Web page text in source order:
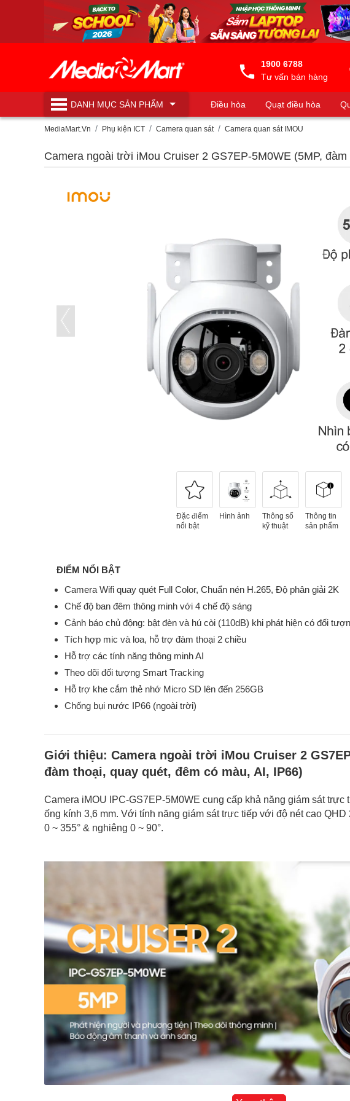
1900 6788
Tư vấn bán hàng
DANH MỤCSẢN PHẨM Điều hòa Quạt điều hòa
Máy lọc nước
MediaMart.Vn Phụ kiện ICT Camera quan sát Camera quan sát IMOU
Camera ngoài trời iMou Cruiser 2 GS7EP-5M0WE (5MP,
Đặc điểm
nổi bật
Hình ảnh
Thông số
kỹ thuật
Thông tin
sản phẩm
ĐIỂM NỔI BẬT
Camera Wifi quay quét Full Color, Chuẩn nén H.265, Độ phân giải 2K
Chế độ ban đêm thông minh với 4 chế độ sáng
Cảnh báo chủ động: bật đèn và hú còi (110dB) khi phát hiện có đối
Tích hợp mic và loa, hỗ trợ đàm thoại 2 chiều
Hỗ trợ các tính năng thông minh AI
Theo dõi đối tượng Smart Tracking
Hỗ trợ khe cắm thẻ nhớ Micro SD lên đến 256GB
Chống bụi nước IP66 (ngoài trời)
Giới thiệu: Camera ngoài trời iMou Cruiser 2
đàm thoại, quay quét, đêm có màu, AI, IP66)
Camera iMOU IPC-GS7EP-5M0WE cung cấp khả năng giám sát trực
ống kính 3,6 mm. Với tính năng giám sát trực tiếp với độ nét cao QHD
0 ~ 355° & nghiêng 0 ~ 90°.